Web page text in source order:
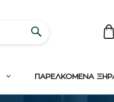
ΠΑΡΕΛΚΟΜΕΝΑ